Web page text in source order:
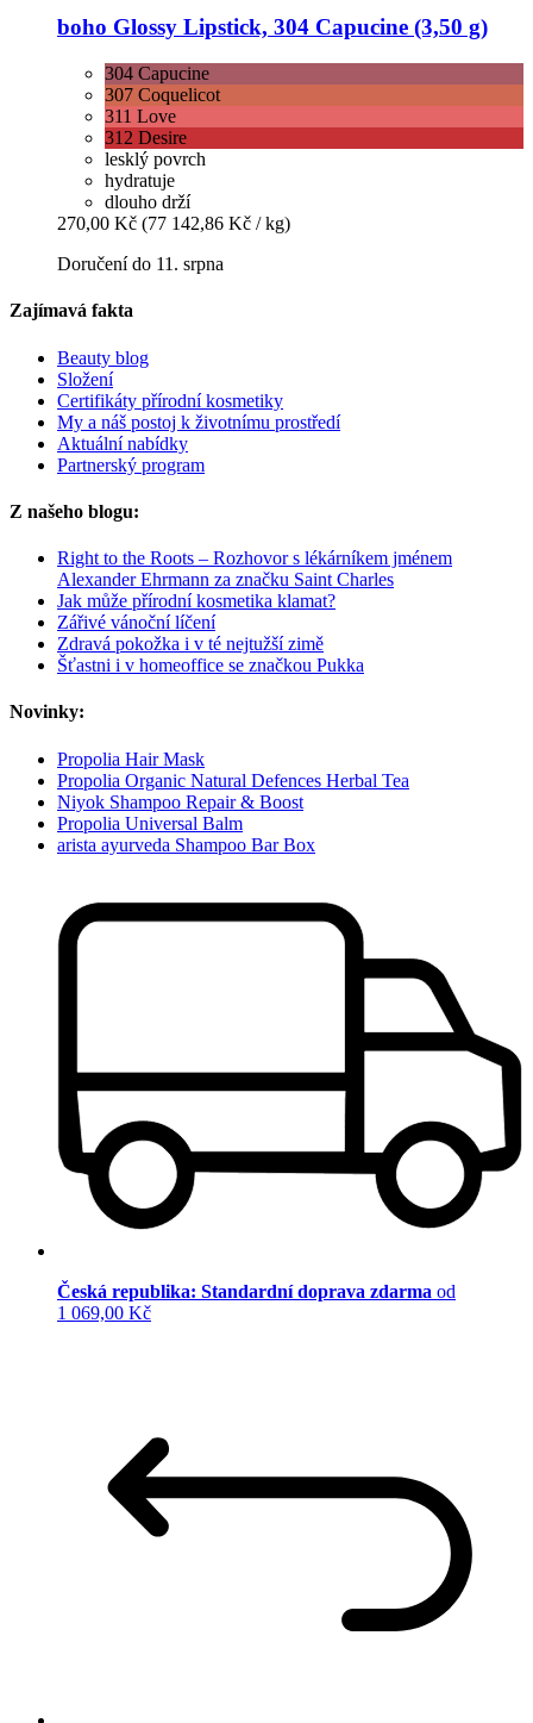
boho Glossy Lipstick, 304 Capucine (3,50 g)
304 Capucine
307 Coquelicot
311 Love
312 Desire
lesklý povrch
hydratuje
dlouho drží
270,00 Kč (77 142,86 Kč / kg)
Doručení do 11. srpna
Zajímavá fakta
Beauty blog
Složení
Certifikáty přírodní kosmetiky
My a náš postoj k životnímu prostředí
Aktuální nabídky
Partnerský program
Z našeho blogu:
Right to the Roots – Rozhovor s lékárníkem jménem
Alexander Ehrmann za značku Saint Charles
Jak může přírodní kosmetika klamat?
Zářivé vánoční líčení
Zdravá pokožka i v té nejtužší zimě
Šťastni i v homeoffice se značkou Pukka
Novinky:
Propolia Hair Mask
Propolia Organic Natural Defences Herbal Tea
Niyok Shampoo Repair & Boost
Propolia Universal Balm
arista ayurveda Shampoo Bar Box
Česká republika: Standardní doprava zdarma od
1 069,00 Kč